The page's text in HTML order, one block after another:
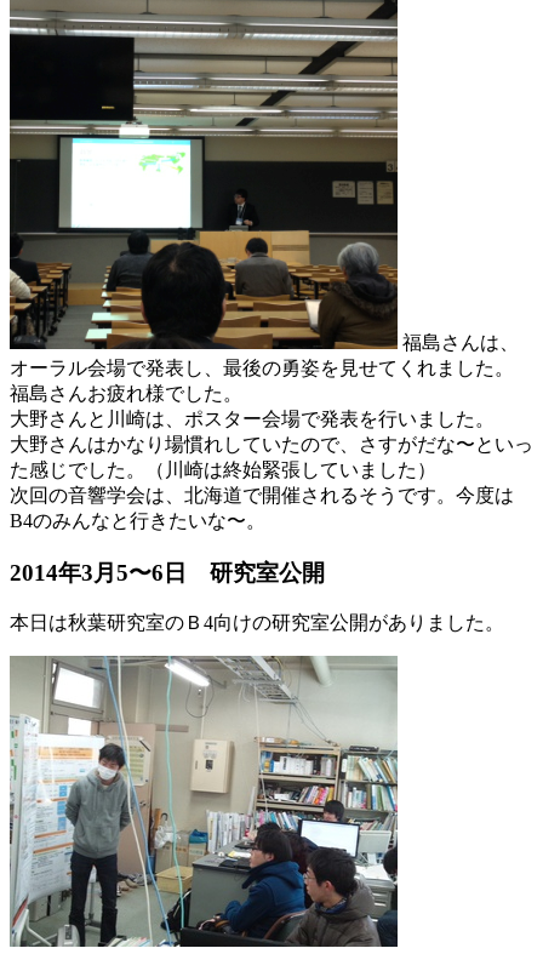
福島さんは、
オーラル会場で発表し、最後の勇姿を見せてくれました。
福島さんお疲れ様でした。
大野さんと川崎は、ポスター会場で発表を行いました。
大野さんはかなり場慣れしていたので、さすがだな〜といっ
た感じでした。（川崎は終始緊張していました）
次回の音響学会は、北海道で開催されるそうです。今度は
B4のみんなと行きたいな〜。
2014年3月5〜6日 研究室公開
本日は秋葉研究室のＢ4向けの研究室公開がありました。